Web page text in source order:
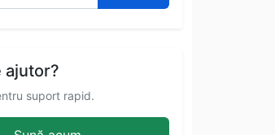
ajutor?
suport rapid.